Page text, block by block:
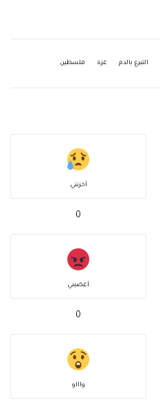
التبرع بالدم غزة فلسطين
أحزنني
0
أغضبني
0
واااو